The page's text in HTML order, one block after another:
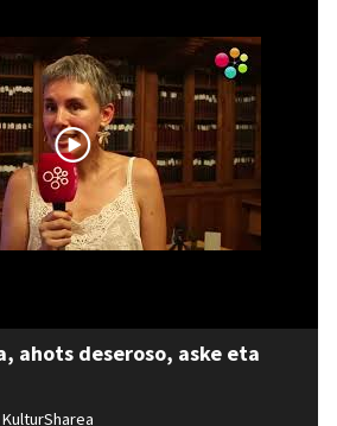
ahots deseroso, aske eta
KulturSharea